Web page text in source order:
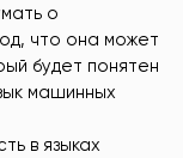
о
что она может
будет понятен
машинных
в языках